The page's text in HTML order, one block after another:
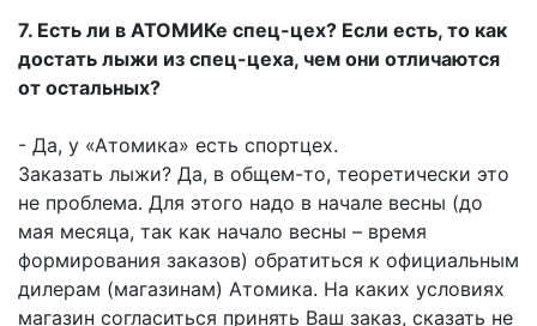
7. Есть ли в АТОМИКе спец-цех? Если есть, то как
достать лыжи из спец-цеха, чем они отличаются
от остальных?
- Да, у «Атомика» есть спортцех.
Заказать лыжи? Да, в общем-то, теоретически это
не проблема. Для этого надо в начале весны (до
мая месяца, так как начало весны – время
формирования заказов) обратиться к официальным
дилерам (магазинам) Атомика. На каких условиях
магазин согласиться принять Ваш заказ, сказать не